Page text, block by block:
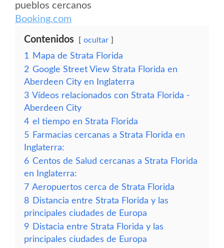
pueblos cercanos
Booking.com
Contenidos ocultar
1
Mapa de Strata Florida
2 Google Street View Strata Florida en
Aberdeen City en Inglaterra
3 Vídeos relacionados con Strata Florida -
Aberdeen City
4 el tiempo en Strata Florida
5 Farmacias cercanas a Strata Florida en
Inglaterra:
6 Centos de Salud cercanas a Strata Florida
en Inglaterra:
7 Aeropuertos cerca de Strata Florida
8 Distancia entre Strata Florida y las
principales ciudades de Europa
9 Distacia entre Strata Florida y las
principales ciudades de Europa